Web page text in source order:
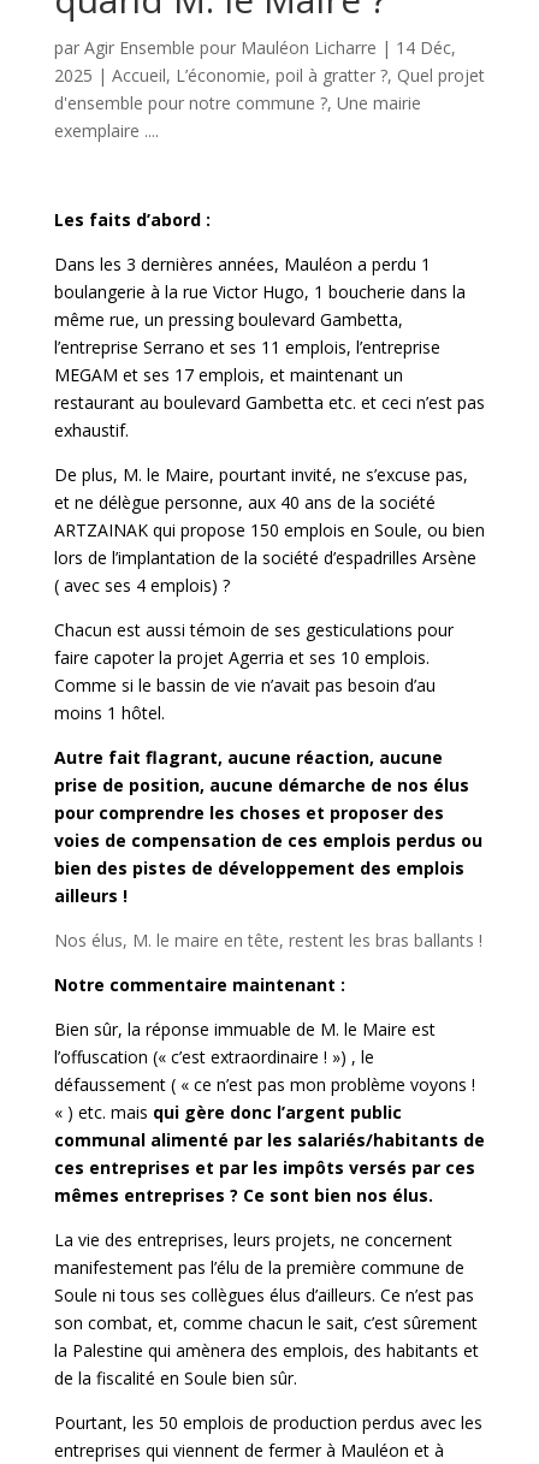
par Agir Ensemble pour Mauléon Licharre | 14 Déc,
2025 | Accueil, L’économie, poil à gratter ?, Quel projet
d'ensemble pour notre commune ?, Une mairie
exemplaire ....
Les faits d’abord :
Dans les 3 dernières années, Mauléon a perdu 1
boulangerie à la rue Victor Hugo, 1 boucherie dans la
même rue, un pressing boulevard Gambetta,
l’entreprise Serrano et ses 11 emplois, l’entreprise
MEGAM et ses 17 emplois, et maintenant un
restaurant au boulevard Gambetta etc. et ceci n’est pas
exhaustif.
De plus, M. le Maire, pourtant invité, ne s’excuse pas,
et ne délègue personne, aux 40 ans de la société
ARTZAINAK qui propose 150 emplois en Soule, ou bien
lors de l’implantation de la société d’espadrilles Arsène
( avec ses 4 emplois) ?
Chacun est aussi témoin de ses gesticulations pour
faire capoter la projet Agerria et ses 10 emplois.
Comme si le bassin de vie n’avait pas besoin d’au
moins 1 hôtel.
Autre fait flagrant, aucune réaction, aucune
prise de position, aucune démarche de nos élus
pour comprendre les choses et proposer des
voies de compensation de ces emplois perdus ou
bien des pistes de développement des emplois
ailleurs !
Nos élus, M. le maire en tête, restent les bras ballants !
Notre commentaire maintenant :
Bien sûr, la réponse immuable de M. le Maire est
l’offuscation (« c’est extraordinaire ! ») , le
défaussement ( « ce n’est pas mon problème voyons !
« ) etc. mais qui gère donc l’argent public
communal alimenté par les salariés/habitants de
ces entreprises et par les impôts versés par ces
mêmes entreprises ? Ce sont bien nos élus.
La vie des entreprises, leurs projets, ne concernent
manifestement pas l’élu de la première commune de
Soule ni tous ses collègues élus d’ailleurs. Ce n’est pas
son combat, et, comme chacun le sait, c’est sûrement
la Palestine qui amènera des emplois, des habitants et
de la fiscalité en Soule bien sûr.
Pourtant, les 50 emplois de production perdus avec les
entreprises qui viennent de fermer à Mauléon et à